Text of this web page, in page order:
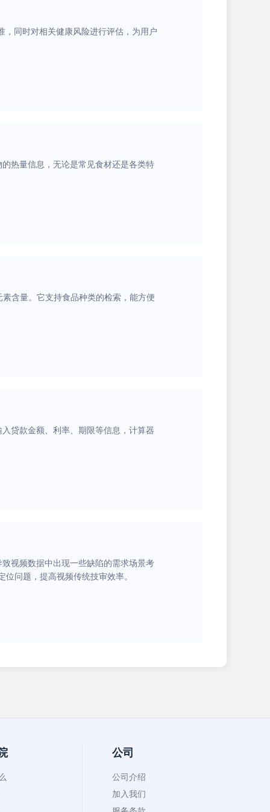
同时对相关健康风险进行评估，为用户
热量信息，无论是常见食材还是各类特
含量。它支持食品种类的检索，能方便
贷款金额、利率、期限等信息，计算器
视频数据中出现一些缺陷的需求场景考
问题，提高视频传统技审效率。
公司
公司介绍
加入我们